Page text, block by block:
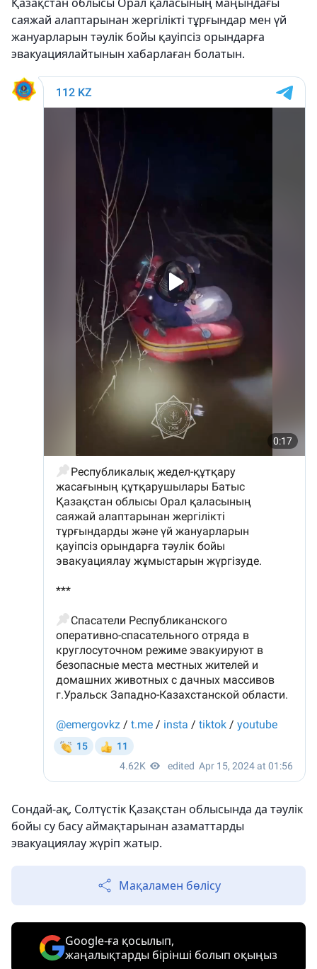
саяжай алаптарынан жергілікті тұрғындар мен үй
жануарларын тәулік бойы қауіпсіз орындарға
эвакуациялайтынын хабарлаған болатын.
Сондай-ақ, Солтүстік Қазақстан облысында да тәулік
бойы су басу аймақтарынан азаматтарды
эвакуациялау жүріп жатыр.
Мақаламен бөлісу
Google-ға қосылып,
жаңалықтарды бірінші болып оқыңыз